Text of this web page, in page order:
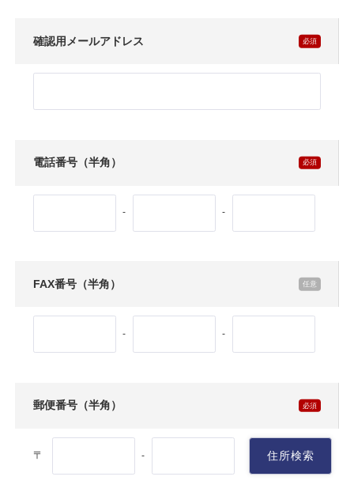
確認用メールアドレス
電話番号（半角）
- -
FAX番号（半角）
- -
郵便番号（半角）
〒 - 住所検索